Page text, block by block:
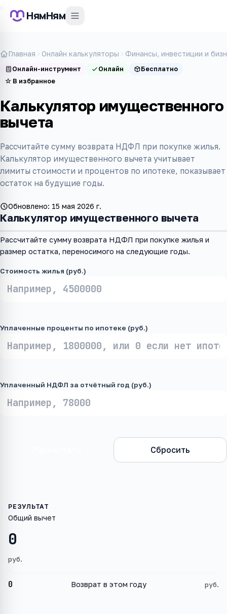
НямНям
Главная Онлайн калькуляторы Финансы, инвестиции и
Онлайн-инструмент Онлайн
Бесплатно
☆ В избранное
Калькулятор имущественного
вычета
Рассчитайте сумму возврата НДФЛ при покупке жилья.
Калькулятор имущественного вычета учитывает
лимиты стоимости и процентов по ипотеке, показывает
остаток на будущие годы.
Обновлено: 15 мая 2026 г.
Калькулятор имущественного вычета
Рассчитайте сумму возврата НДФЛ при покупке жилья и
размер остатка, переносимого на следующие годы.
Стоимость жилья (руб.)
Уплаченные проценты по ипотеке (руб.)
Уплаченный НДФЛ за отчётный год (руб.)
Сбросить
0
Общий вычет
руб.
0 Возврат в этом году руб.